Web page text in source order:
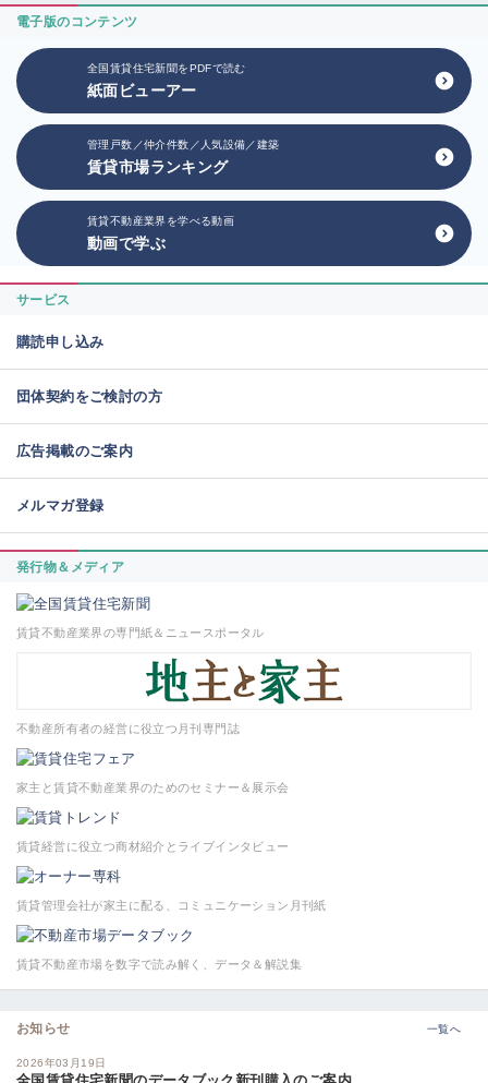
電子版のコンテンツ
全国賃貸住宅新聞をPDFで読む
紙面ビューアー
管理戸数／仲介件数／人気設備／建築
賃貸市場ランキング
賃貸不動産業界を学べる動画
動画で学ぶ
サービス
購読申し込み
団体契約をご検討の方
広告掲載のご案内
メルマガ登録
発行物＆メディア
賃貸不動産業界の専門紙＆ニュースポータル
不動産所有者の経営に役立つ月刊専門誌
家主と賃貸不動産業界のためのセミナー＆展示会
賃貸経営に役立つ商材紹介とライブインタビュー
賃貸管理会社が家主に配る、コミュニケーション月刊紙
賃貸不動産市場を数字で読み解く、データ＆解説集
お知らせ 一覧へ
2026年03月19日